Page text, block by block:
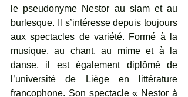
le pseudonyme Nestor au slam et au
burlesque. Il s’intéresse depuis toujours
aux spectacles de variété. Formé à la
musique, au chant, au mime et à la
danse, il est également diplômé de
l’université de Liège en littérature
francophone. Son spectacle « Nestor à